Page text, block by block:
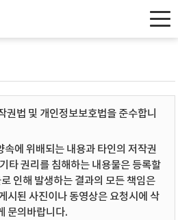
권법 및 개인정보보호법을 준수합니
에 위배되는 내용과 타인의 저작권
타 권리를 침해하는 내용물은 등록할
인해 발생하는 결과의 모든 책임은
시된 사진이나 동영상은 요청시에 삭
문의바랍니다.